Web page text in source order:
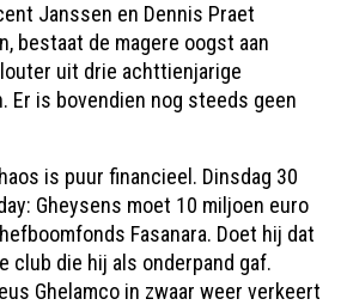
Janssen en Dennis Praet
bestaat de magere oogst aan
uit drie achttienjarige
Er is bovendien nog steeds geen
is puur financieel. Dinsdag 30
Gheysens moet 10 miljoen euro
Fasanara. Doet hij dat
club die hij als onderpand gaf.
Ghelamco in zwaar weer verkeert